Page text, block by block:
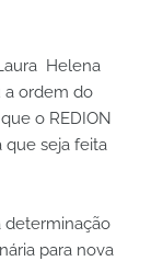
Helena
a ordem do
o REDION
que seja feita
determinação
para nova